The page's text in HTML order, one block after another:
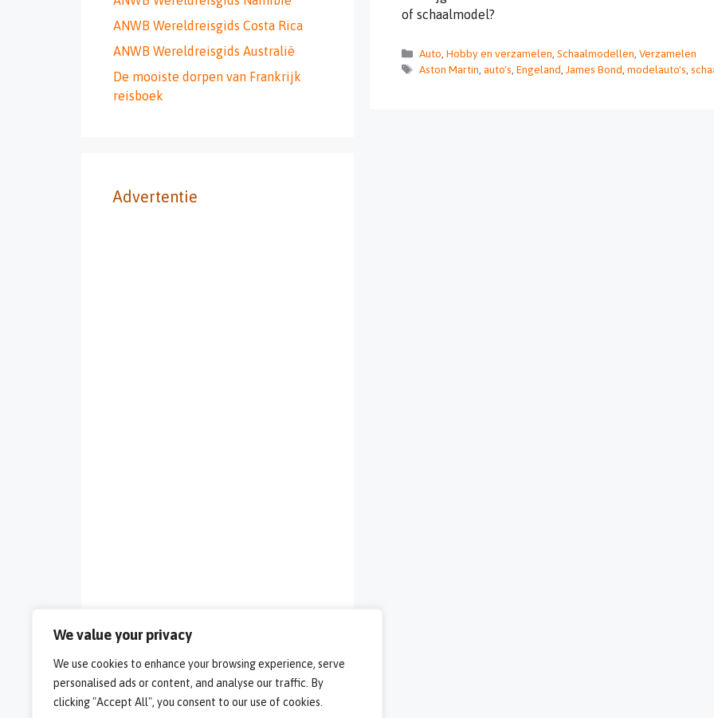
We value your privacy
We use cookies to enhance your browsing experience, serve
personalised ads or content, and analyse our traffic. By
clicking "Accept All", you consent to our use of cookies.
of schaalmodel?
Categorieën
Auto Hobby en verzamelen Schaalmodellen Verzamelen
Tags
Aston Martin auto's Engeland James Bond modelauto's
ANWB Wereldreisgids Costa Rica
ANWB Wereldreisgids Australië
De mooiste dorpen van Frankrijk
reisboek
Advertentie